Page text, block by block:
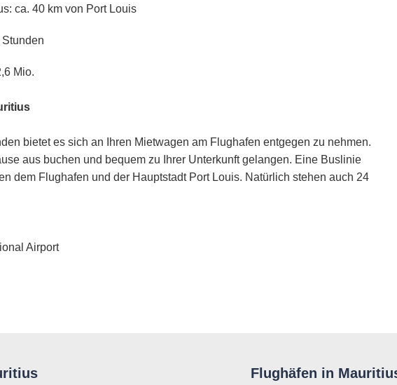
ca. 40 km von Port Louis
Mio.
bietet es sich an Ihren Mietwagen am Flughafen entgegen zu nehmen.
aus buchen und bequem zu Ihrer Unterkunft gelangen. Eine Buslinie
dem Flughafen und der Hauptstadt Port Louis. Natürlich stehen auch 24
Airport
Flughäfen in